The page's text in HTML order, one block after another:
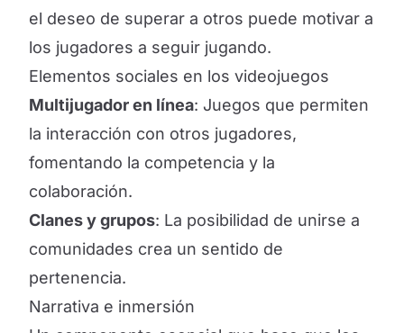
el deseo de superar a otros puede motivar a
los jugadores a seguir jugando.
Elementos sociales en los videojuegos
Multijugador en línea: Juegos que permiten
la interacción con otros jugadores,
fomentando la competencia y la
colaboración.
Clanes y grupos: La posibilidad de unirse a
comunidades crea un sentido de
pertenencia.
Narrativa e inmersión